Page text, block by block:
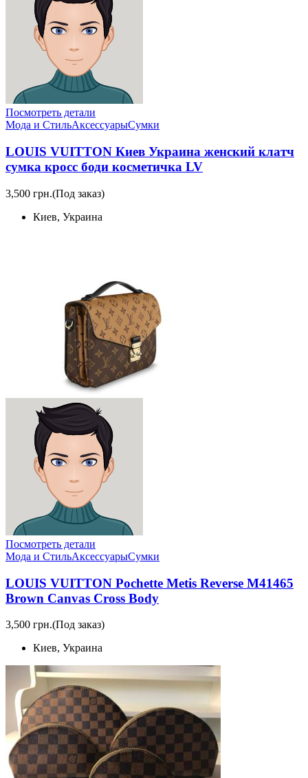
Посмотреть детали
Мода и СтильАксессуарыСумки
LOUIS VUITTON Киев Украина женский клатч
сумка кросс боди косметичка LV
3,500 грн.(Под заказ)
Киев, Украина
Посмотреть детали
Мода и СтильАксессуарыСумки
LOUIS VUITTON Pochette Metis Reverse M41465
Brown Canvas Cross Body
3,500 грн.(Под заказ)
Киев, Украина